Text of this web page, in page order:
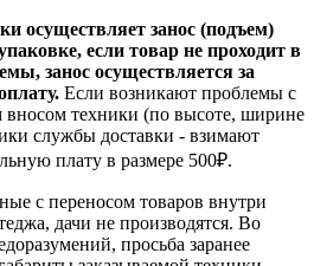
осуществляет занос (подъем)
если товар не проходит в
занос осуществляется за
Если возникают проблемы с
вносом техники (по высоте, ширине
службы доставки - взимают
плату в размере 500₽.
с переносом товаров внутри
дачи не производятся. Во
просьба заранее